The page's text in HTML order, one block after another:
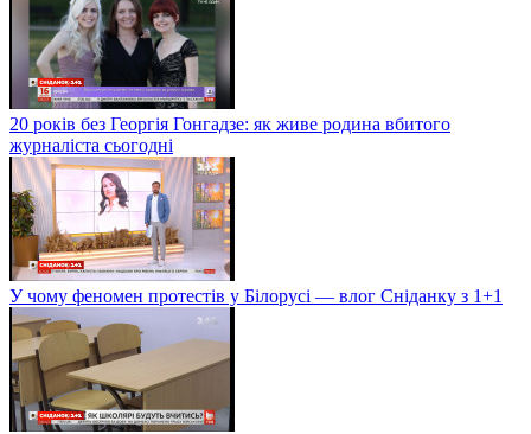
20 років без Георгія Гонгадзе: як живе родина вбитого
журналіста сьогодні
У чому феномен протестів у Білорусі — влог Сніданку з 1+1